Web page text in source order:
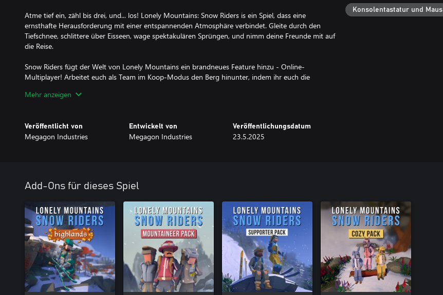
Atme tief ein, zähl bis drei, und... los! Lonely Mountains: Snow Riders is ein Spiel, dass eine
ernsthafte Herausforderung mit einer entspannenden Atmosphäre verbindet. Gleite durch den
Tiefschnee, schlittere über Eisseen, wage spektakulären Sprüngen, und nimm deine Freunde mit auf
die Reise.
Snow Riders fügt der Welt von Lonely Mountains ein brandneues Feature hinzu - Online-
Multiplayer! Arbeitet euch als Team im Koop-Modus den Berg hinunter, indem ihr euch die
Rennen zur Basis. Spielbar mit 2-8 Spielern, inklusive Multiplattform-Crossplay.
nach der Bestzeit, um deinen Namen in den Ranglisten zu verewigen. Oder finde dein Glück abseits
der Strecken, erkunde neue Abkürzungen und entdecke die Geheimnisse der Lonely Mountains.
deinen Freunden machen möchtest, Lonely Mountains: Snow Riders ist der perfekte Winterausflug.
Mehr anzeigen
Veröffentlicht von
Megagon Industries
Entwickelt von
Megagon Industries
Veröffentlichungsdatum
23.5.2025
Konsolentastatur und Maus
Add-Ons für dieses Spiel